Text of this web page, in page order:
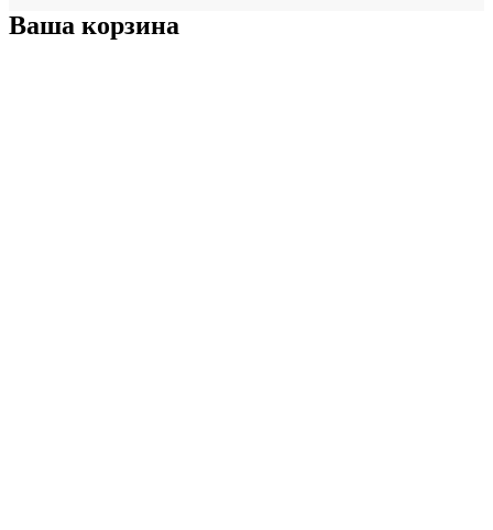
Ваша корзина